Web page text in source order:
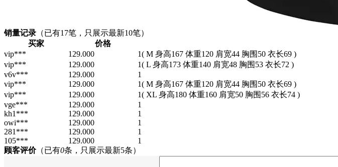
销量记录 （已有17笔，只展示最新10笔）
买家
价格
vip***
129.000 1( M 身高167 体重120 肩宽44 胸围50 衣长69 )
vip***
129.000 1( L 身高173 体重140 肩宽48 胸围53 衣长72 )
v6v***
129.000 1
vip***
129.000 1( M 身高167 体重120 肩宽44 胸围50 衣长69 )
vip***
129.000 1( XL 身高180 体重160 肩宽50 胸围56 衣长74 )
vge***
129.000 1
kh1***
129.000 1
owi***
129.000 1
281***
129.000 1
105***
129.000 1
顾客评价（已有0条，只展示最新5条）